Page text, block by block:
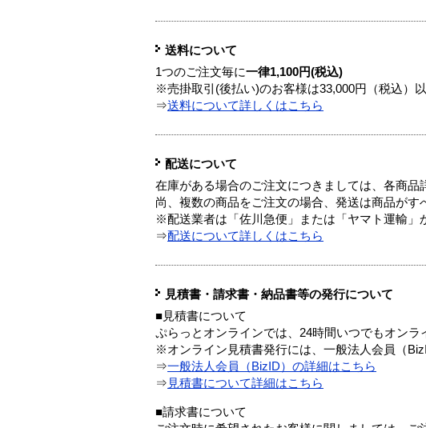
送料について
1つのご注文毎に一律1,100円(税込)
※売掛取引(後払い)のお客様は33,000円（税込）
⇒送料について詳しくはこちら
配送について
在庫がある場合のご注文につきましては、各商品
尚、複数の商品をご注文の場合、発送は商品がす
※配送業者は「佐川急便」または「ヤマト運輸」
⇒配送について詳しくはこちら
見積書・請求書・納品書等の発行について
■見積書について
ぷらっとオンラインでは、24時間いつでもオンラ
※オンライン見積書発行には、一般法人会員（
⇒一般法人会員（BizID）の詳細はこちら
⇒ 見積書について詳細はこちら
■請求書について